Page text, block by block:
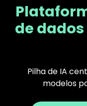
de
Pilha de IA
modelos